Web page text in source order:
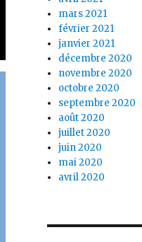
mars 2021
février 2021
janvier 2021
décembre 2020
novembre 2020
octobre 2020
septembre 2020
août 2020
juillet 2020
juin 2020
mai 2020
avril 2020